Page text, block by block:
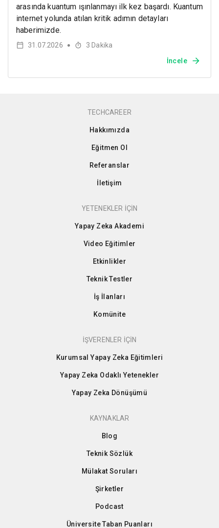
arasında kuantum ışınlanmayı ilk kez başardı. Kuantum
internet yolunda atılan kritik adımın detayları
haberimizde.
31.07.2026 ● 3 Dakika
İncele
TECHCAREER
Hakkımızda
Eğitmen Ol
Referanslar
İletişim
YETENEKLER İÇİN
Yapay Zeka Akademi
Video Eğitimler
Etkinlikler
Teknik Testler
İş İlanları
Komünite
İŞVERENLER İÇİN
Kurumsal Yapay Zeka Eğitimleri
Yapay Zeka Odaklı Yetenekler
Yapay Zeka Dönüşümü
KAYNAKLAR
Blog
Teknik Sözlük
Mülakat Soruları
Şirketler
Podcast
Üniversite Taban Puanları